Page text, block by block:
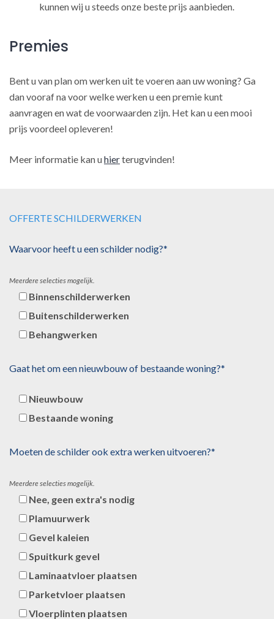
kunnen wij u steeds onze beste prijs aanbieden.
Premies
Bent u van plan om werken uit te voeren aan uw woning? Ga
dan vooraf na voor welke werken u een premie kunt
aanvragen en wat de voorwaarden zijn. Het kan u een mooi
prijs voordeel opleveren!
Meer informatie kan uhierterugvinden!
OFFERTE SCHILDERWERKEN
Waarvoor heeft u een schilder nodig?*
Meerdere selecties mogelijk.
Binnenschilderwerken
Buitenschilderwerken
Behangwerken
Gaat het om een nieuwbouw of bestaande woning?*
Nieuwbouw
Bestaande woning
Moeten de schilder ook extra werken uitvoeren?*
Meerdere selecties mogelijk.
Nee, geen extra's nodig
Plamuurwerk
Gevel kaleien
Spuitkurk gevel
Laminaatvloer plaatsen
Parketvloer plaatsen
Vloerplinten plaatsen